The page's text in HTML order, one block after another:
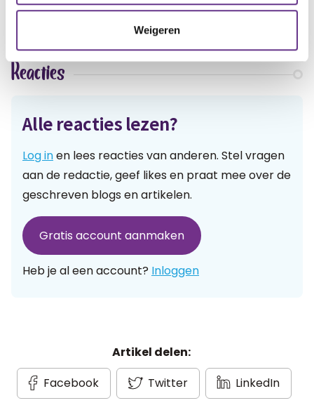
Weigeren
Reacties
Alle reacties lezen?
Log inen lees reacties van anderen. Stel vragen
aan de redactie, geef likes en praat mee over de
geschreven blogs en artikelen.
Gratis account aanmaken
Heb je al een account? Inloggen
Artikel delen:
Facebook
Twitter LinkedIn